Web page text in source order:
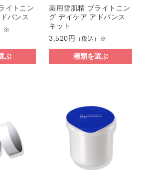
イトニン
バンス
※
ぶ
薬用雪肌精 ブライトニン
グ デイケア アドバンス
キット
3,520円
（税込）※
種類を選ぶ